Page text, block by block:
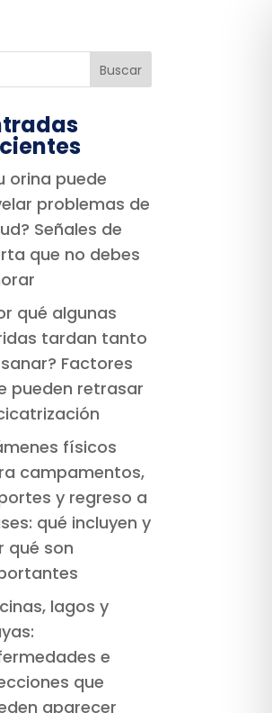
orina puede
problemas de
Señales de
que no debes
qué algunas
tardan tanto
Factores
pueden retrasar
físicos
campamentos,
y regreso a
qué incluyen y
qué son
lagos y
e
que
aparecer